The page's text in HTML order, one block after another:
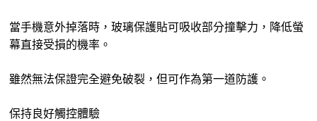
當手機意外掉落時，玻璃保護貼可吸收部分撞擊力，降低螢
幕直接受損的機率。
雖然無法保證完全避免破裂，但可作為第一道防護。
保持良好觸控體驗